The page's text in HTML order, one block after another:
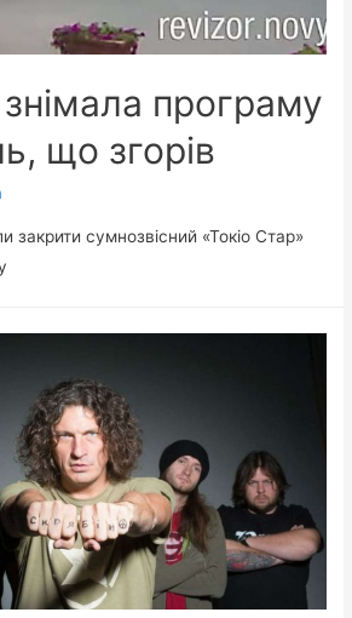
програму
що згорів
закрити сумнозвісний «Токіо Стар»